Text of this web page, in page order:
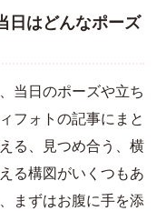
日はどんなポーズ
当日のポーズや立ち
フォトの記事にまと
る、見つめ合う、横
る構図がいくつもあ
まずはお腹に手を添